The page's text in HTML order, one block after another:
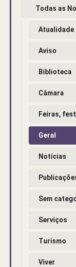
Todas as
Atualidade
Aviso
Biblioteca
Câmara
Feiras,
Geral
Notícias
Sem
Serviços
Turismo
Viver